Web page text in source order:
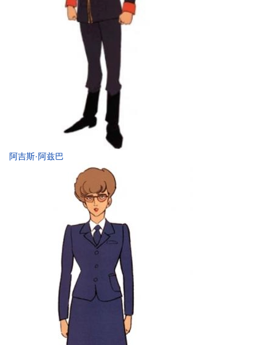
阿吉斯·阿兹巴